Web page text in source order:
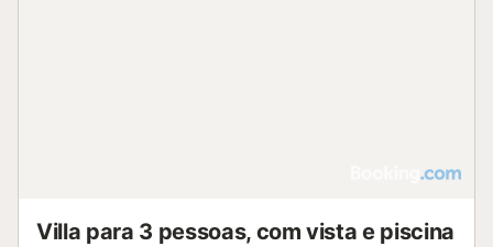
Villa para 3 pessoas, com vista e piscina